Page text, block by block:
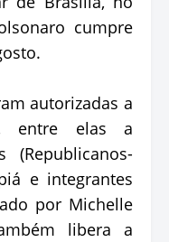
cumpre
autorizadas a
entre elas a
(Republicanos-
e integrantes
por Michelle
libera a